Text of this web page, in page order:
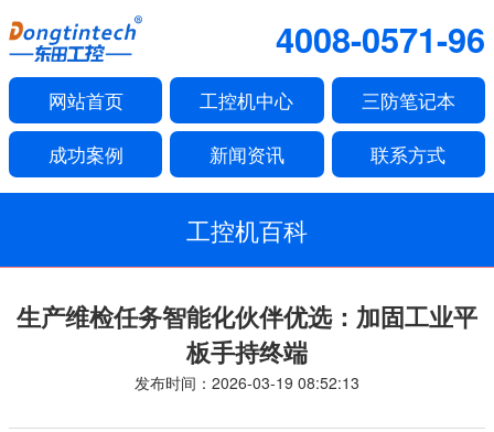
4008-0571-96
网站首页 工控机中心 三防笔记本
成功案例 新闻资讯 联系方式
工控机百科
生产维检任务智能化伙伴优选：加固工业平
板手持终端
发布时间：2026-03-19 08:52:13